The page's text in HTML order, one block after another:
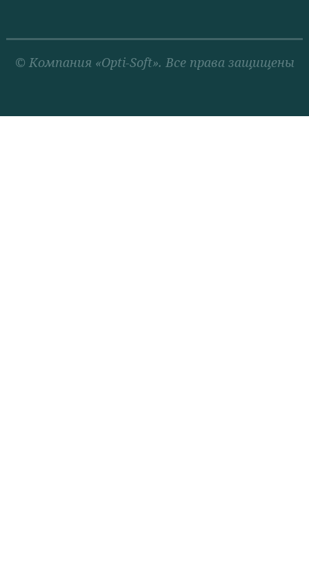
© Компания «Opti-Soft». Все права защищены